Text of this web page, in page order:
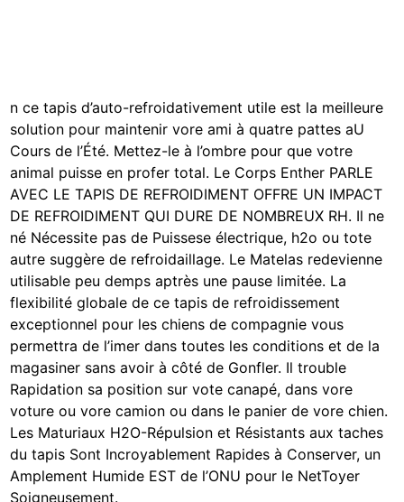
nce tapis d’auto-refroidativement utile est la meilleure
solution pour maintenir vore ami à quatre pattes aU
Cours de l’Été. Mettez-le à l’ombre pour que votre
animal puisse en profer total. Le Corps Enther PARLE
AVEC LE TAPIS DE REFROIDIMENT OFFRE UN IMPACT
DE REFROIDIMENT QUI DURE DE NOMBREUX RH. Il ne
né Nécessite pas de Puissese électrique, h2o ou tote
autre suggère de refroidaillage. Le Matelas redevienne
utilisable peu demps aptrès une pause limitée. La
flexibilité globale de ce tapis de refroidissement
exceptionnel pour les chiens de compagnie vous
permettra de l’imer dans toutes les conditions et de la
magasiner sans avoir à côté de Gonfler. Il trouble
Rapidation sa position sur vote canapé, dans vore
voture ou vore camion ou dans le panier de vore chien.
Les Maturiaux H2O-Répulsion et Résistants aux taches
du tapis Sont Incroyablement Rapides à Conserver, un
Amplement Humide EST de l’ONU pour le NetToyer
Soigneusement.